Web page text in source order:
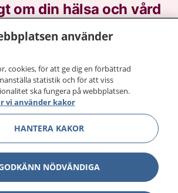
om din hälsa och vård
råd om hälsa och information om
mottagningar du kan kontakta.
din journal och göra dina
telefonnummer 1177 för
dygnet runt.
du vill må bättre.
Visa
använder
cookies, för att ge dig en förbättrad
statistik och för att viss
ska fungera på webbplatsen.
vi använder kakor
HANTERA KAKOR
NÖDVÄNDIGA